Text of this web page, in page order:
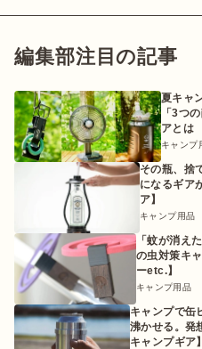
編集部注目の記事
夏キャ
「3つ
アとは
キャンプ
その瓶、捨
になるギア
ア】
キャンプ用品
「蚊が消え
の虫対策キ
ーetc.】
キャンプ用品
キャンプで缶
沸かせる。発
キャンプギア】